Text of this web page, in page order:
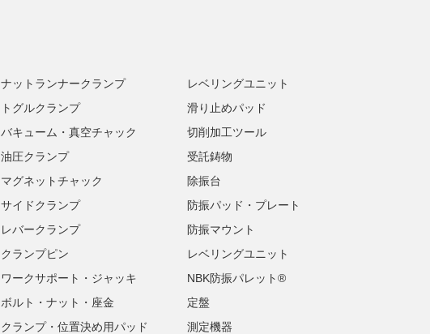
ナットランナークランプ
トグルクランプ
バキューム・真空チャック
油圧クランプ
マグネットチャック
サイドクランプ
レバークランプ
クランプピン
ワークサポート・ジャッキ
ボルト・ナット・座金
クランプ・位置決め用パッド
レベリングユニット
滑り止めパッド
切削加工ツール
受託鋳物
除振台
防振パッド・プレート
防振マウント
レベリングユニット
NBK防振パレット®
定盤
測定機器